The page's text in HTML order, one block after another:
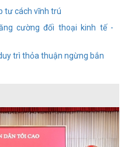
tư cách vĩnh trú
cường đối thoại kinh tế -
trì thỏa thuận ngừng bắn